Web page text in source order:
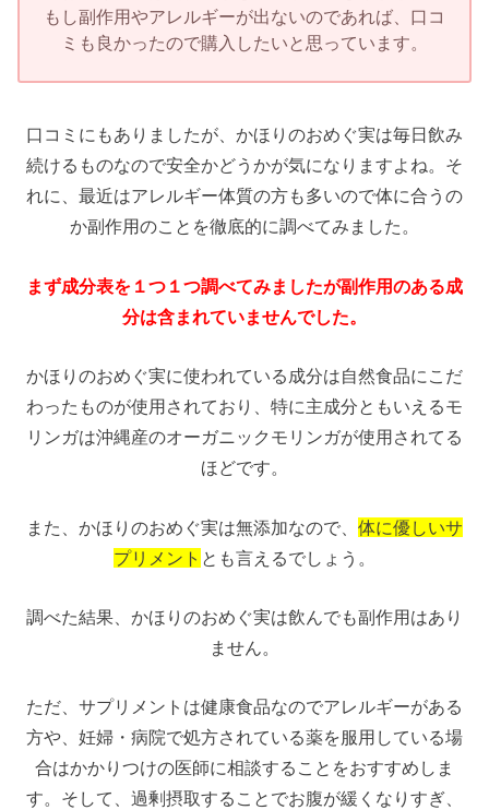
もし副作用やアレルギーが出ないのであれば、口コ
ミも良かったので購入したいと思っています。
口コミにもありましたが、かほりのおめぐ実は毎日飲み
続けるものなので安全かどうかが気になりますよね。そ
れに、最近はアレルギー体質の方も多いので体に合うの
か副作用のことを徹底的に調べてみました。
まず成分表を１つ１つ調べてみましたが副作用のある成
分は含まれていませんでした。
かほりのおめぐ実に使われている成分は自然食品にこだ
わったものが使用されており、特に主成分ともいえるモ
リンガは沖縄産のオーガニックモリンガが使用されてる
ほどです。
また、かほりのおめぐ実は無添加なので、 体に優しいサ
プリメント とも言えるでしょう。
調べた結果、かほりのおめぐ実は飲んでも副作用はあり
ません。
ただ、サプリメントは健康食品なのでアレルギーがある
方や、妊婦・病院で処方されている薬を服用している場
合はかかりつけの医師に相談することをおすすめしま
す。そして、過剰摂取することでお腹が緩くなりすぎ、